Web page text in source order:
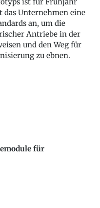
Unternehmen eine
an, um die
Antriebe in der
und den Weg für
zu ebnen.
für